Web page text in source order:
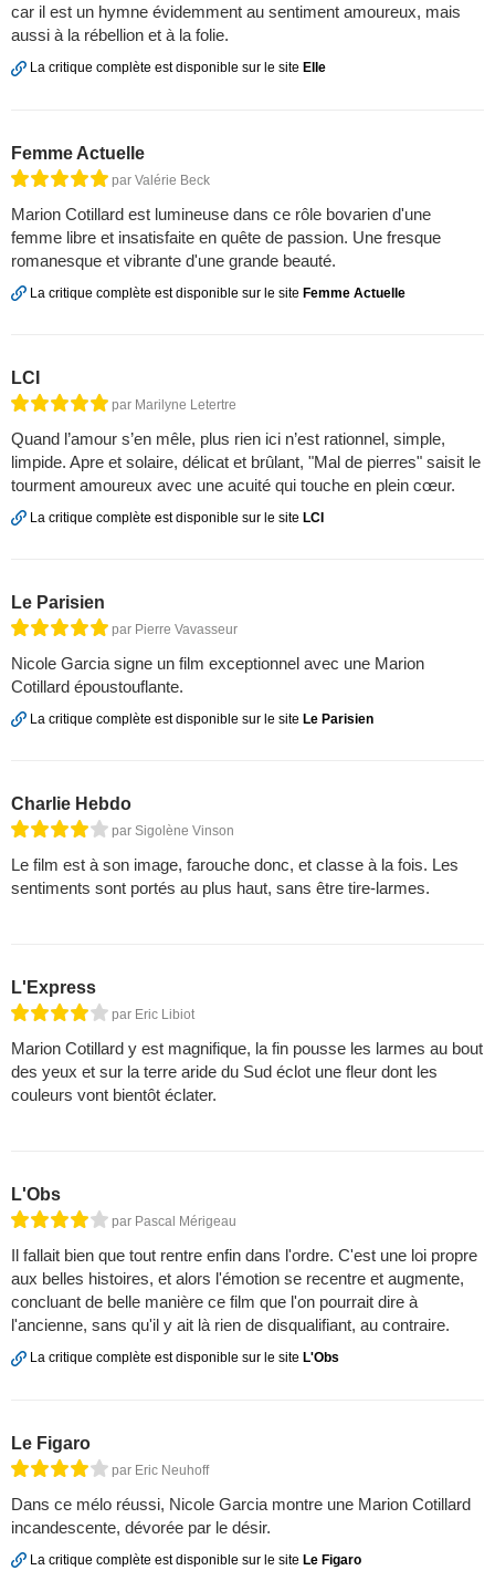
car il est un hymne évidemment au sentiment amoureux, mais
aussi à la rébellion et à la folie.
La critique complète est disponible sur le site Elle
Femme Actuelle
par Valérie Beck
Marion Cotillard est lumineuse dans ce rôle bovarien d'une
femme libre et insatisfaite en quête de passion. Une fresque
romanesque et vibrante d'une grande beauté.
La critique complète est disponible sur le site Femme Actuelle
LCI
par Marilyne Letertre
Quand l’amour s’en mêle, plus rien ici n’est rationnel, simple,
limpide. Apre et solaire, délicat et brûlant, "Mal de pierres" saisit le
tourment amoureux avec une acuité qui touche en plein cœur.
La critique complète est disponible sur le site LCI
Le Parisien
par Pierre Vavasseur
Nicole Garcia signe un film exceptionnel avec une Marion
Cotillard époustouflante.
La critique complète est disponible sur le site Le Parisien
Charlie Hebdo
par Sigolène Vinson
Le film est à son image, farouche donc, et classe à la fois. Les
sentiments sont portés au plus haut, sans être tire-larmes.
L'Express
par Eric Libiot
Marion Cotillard y est magnifique, la fin pousse les larmes au bout
des yeux et sur la terre aride du Sud éclot une fleur dont les
couleurs vont bientôt éclater.
L'Obs
par Pascal Mérigeau
Il fallait bien que tout rentre enfin dans l'ordre. C'est une loi propre
aux belles histoires, et alors l'émotion se recentre et augmente,
concluant de belle manière ce film que l'on pourrait dire à
l'ancienne, sans qu'il y ait là rien de disqualifiant, au contraire.
La critique complète est disponible sur le site L'Obs
Le Figaro
par Eric Neuhoff
Dans ce mélo réussi, Nicole Garcia montre une Marion Cotillard
incandescente, dévorée par le désir.
La critique complète est disponible sur le site Le Figaro